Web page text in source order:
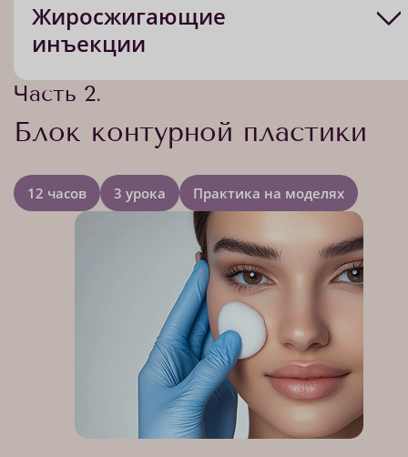
Жиросжигающие
инъекции
Часть 2.
Блок контурной пластики
12 часов 3 урока Практика на моделях